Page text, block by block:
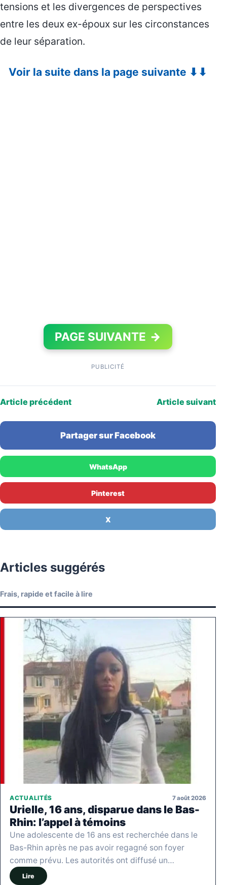
tensions et les divergences de perspectives
entre les deux ex-époux sur les circonstances
de leur séparation.
Voir la suite dans la page suivante ⬇⬇
PAGE SUIVANTE →
PUBLICITÉ
Article précédent Article suivant
Partager sur Facebook
WhatsApp
Pinterest
X
Articles suggérés
Frais, rapide et facile à lire
ACTUALITÉS 7 août 2026
Urielle, 16 ans, disparue dans le Bas-
Rhin: l’appel à témoins
Une adolescente de 16 ans est recherchée dans le
Bas-Rhin après ne pas avoir regagné son foyer
comme prévu. Les autorités ont diffusé un…
Lire